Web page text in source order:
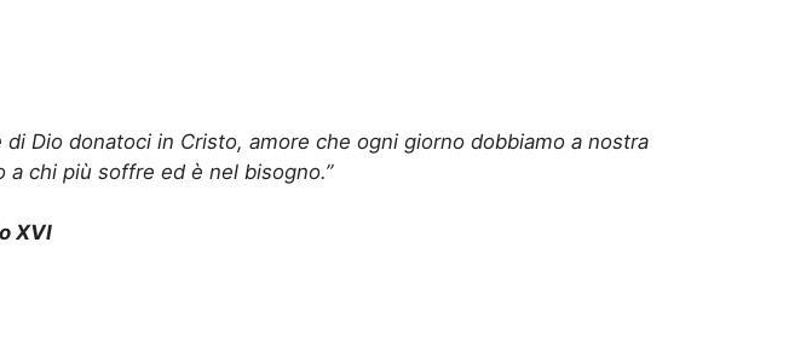
Dio donatoci in Cristo, amore che ogni giorno dobbiamo a nostra
a chi più soffre ed è nel bisogno.”
XVI